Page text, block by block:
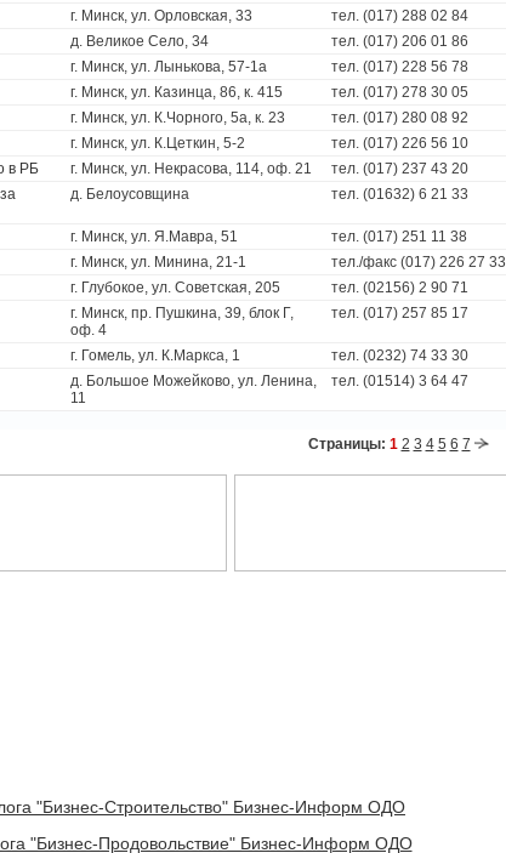
г. Минск, ул. Орловская, 33
тел. (017) 288 02 84
д. Великое Село, 34
тел. (017) 206 01 86
г. Минск, ул. Лынькова, 57-1а
тел. (017) 228 56 78
г. Минск, ул. Казинца, 86, к. 415
тел. (017) 278 30 05
г. Минск, ул. К.Чорного, 5а, к. 23
тел. (017) 280 08 92
г. Минск, ул. К.Цеткин, 5-2
тел. (017) 226 56 10
в РБ г. Минск, ул. Некрасова, 114, оф. 21
тел. (017) 237 43 20
д. Белоусовщина тел. (01632) 6 21 33
г. Минск, ул. Я.Мавра, 51
тел. (017) 251 11 38
г. Минск, ул. Минина, 21-1
тел./факс (017) 226 27 33
г. Глубокое, ул. Советская, 205
тел. (02156) 2 90 71
г. Минск, пр. Пушкина, 39, блок Г,
оф. 4
тел. (017) 257 85 17
г. Гомель, ул. К.Маркса, 1
тел. (0232) 74 33 30
д. Большое Можейково, ул. Ленина,
11
тел. (01514) 3 64 47
Страницы: 1 2 3 4 5 6 7
"Бизнес-Строительство" Бизнес-Информ ОДО
"Бизнес-Продовольствие" Бизнес-Информ ОДО